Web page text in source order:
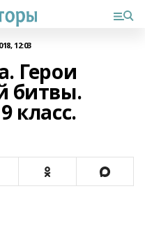
12:03
Герои
битвы.
класс.